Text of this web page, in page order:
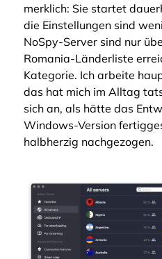
merklich: Sie startet
die Einstellungen sind
NoSpy-Server sind nur
Romania-Länderliste
Kategorie. Ich arbeite
das hat mich im Alltag
sich an, als hätte das
Windows-Version
halbherzig nachgezogen.